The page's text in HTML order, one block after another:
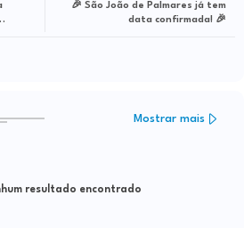
🎉 São João de Palmares já tem
data confirmada! 🎉
Mostrar mais
resultado encontrado